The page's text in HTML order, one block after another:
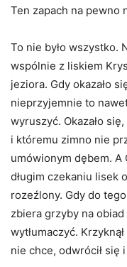
Ten zapach na pewno
To nie było wszystko.
wspólnie z liskiem
jeziora. Gdy okazało
nieprzyjemnie to
wyruszyć. Okazało
i któremu zimno nie
umówionym dębem. A
długim czekaniu lisek
rozeźlony. Gdy do
zbiera grzyby na
wytłumaczyć.
nie chce, odwrócił się i